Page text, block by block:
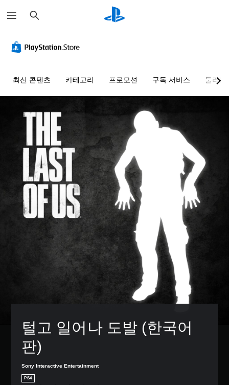
색
최신 콘텐츠 카테고리 프로모션 구독 서비스 둘러보
털고 일어나 도발 (한국어
판)
Sony Interactive Entertainment
PS4